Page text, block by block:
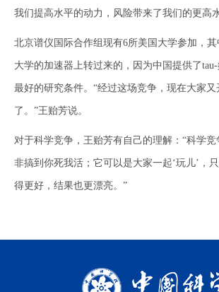
我们提高水平的动力，风险带来了我们的更高水
北京谱仪国际合作组现有6所美国大学参加，
大学的加速器上转过来的，因为中国提供了
最好的研究条件。“经过这场竞争，现在大家
了。”王贻芳说。
对于科学竞争，王贻芳有自己的理解：“科学竞
非搞到你死我活；它可以是大家一起‘玩儿’，
得更好，结果也更漂亮。”